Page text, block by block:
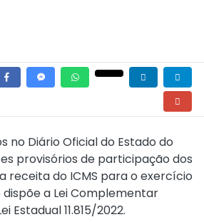
no Diário Oficial do Estado do
provisórios de participação dos
receita do ICMS para o exercício
a Lei Complementar
Estadual 11.815/2022.